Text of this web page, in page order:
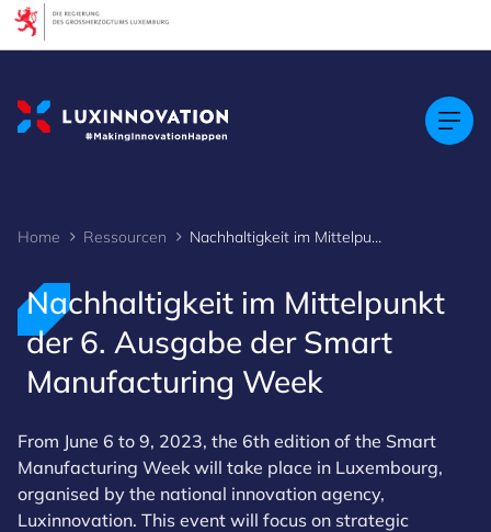
Home Ressourcen Nachhaltigkeit im Mittelpunkt der 6. Ausgabe der Smart Manufacturing Week
Nachhaltigkeit im Mittelpunkt
der 6. Ausgabe der Smart
Manufacturing Week
From June 6 to 9, 2023, the 6th edition of the Smart
Manufacturing Week will take place in Luxembourg,
organised by the national innovation agency,
Luxinnovation. This event will focus on strategic
Cookies management panel